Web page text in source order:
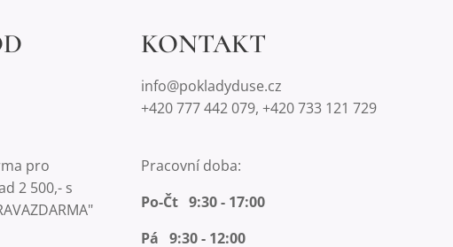
pro
2 500,- s
KONTAKT
info@pokladyduse.cz
+420 777 442 079, +420 733 121 729
Pracovní doba:
Po-Čt 9:30 - 17:00
Pá 9:30 - 12:00